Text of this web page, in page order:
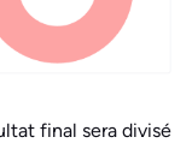
final sera divisé